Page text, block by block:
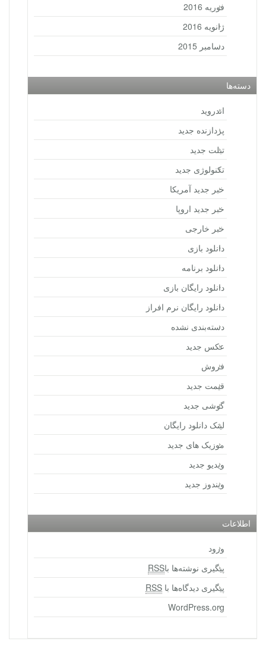
فوریه 2016
ژانویه 2016
دسامبر 2015
دسته‌ها
اندروید
پردازنده جدید
تبلت جدید
تکنولوژی جدید
خبر جدید آمریکا
خبر جدید اروپا
خبر خارجی
دانلود بازی
دانلود برنامه
دانلود رایگان بازی
دانلود رایگان نرم افراز
دسته‌بندی نشده
عکس جدید
فروش
قیمت جدید
گوشی جدید
لینک دانلود رایگان
موزیک های جدید
ویدیو جدید
ویندوز جدید
اطلاعات
ورود
پیگیری نوشته‌ها باRSS
پیگیری دیدگاه‌ها با RSS
WordPress.org